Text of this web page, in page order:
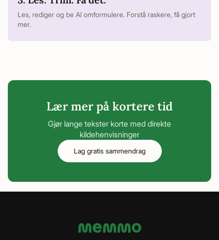
Les, rediger og be AI omformulere. Forstå raskere, få gjort
mer.
Lær mer på kortere tid
Gjør lange tekster korte med direkte
kildehenvisninger
Lag gratis sammendrag